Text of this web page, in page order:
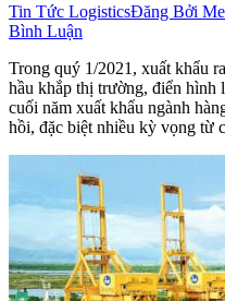
Tin Tức LogisticsĐăng Bởi
Bình Luận
Trong quý 1/2021, xuất khẩu
hầu khắp thị trường, điển hình
cuối năm xuất khẩu ngành
hồi, đặc biệt nhiều kỳ vọng